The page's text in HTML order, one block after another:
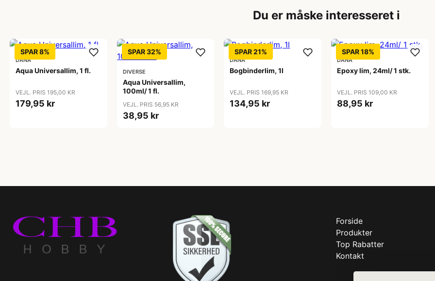
Du er måske interesseret i
SPAR 8%
DANA
Aqua Universallim, 1 fl.
VEJL. PRIS 195,00 KR
179,95 kr
SPAR 32%
DIVERSE
Aqua Universallim,
100ml/ 1 fl.
VEJL. PRIS 56,95 KR
38,95 kr
SPAR 21%
DANA
Bogbinderlim, 1l
VEJL. PRIS 169,95 KR
134,95 kr
SPAR 18%
DANA
Epoxy lim, 24ml/ 1 stk.
VEJL. PRIS 109,00 KR
88,95 kr
Forside
Produkter
Top Rabatter
Kontakt